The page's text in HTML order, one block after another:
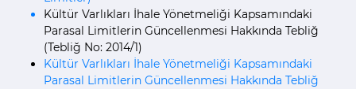
Kültür Varlıkları İhale Yönetmeliği Kapsamındaki
Parasal Limitlerin Güncellenmesi Hakkında Tebliğ
(Tebliğ No: 2014/1)
Kültür Varlıkları İhale Yönetmeliği Kapsamındaki
Parasal Limitlerin Güncellenmesi Hakkında Tebliğ